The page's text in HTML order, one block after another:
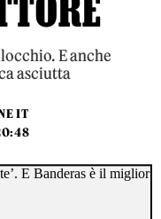
E anche
asciutta
IT